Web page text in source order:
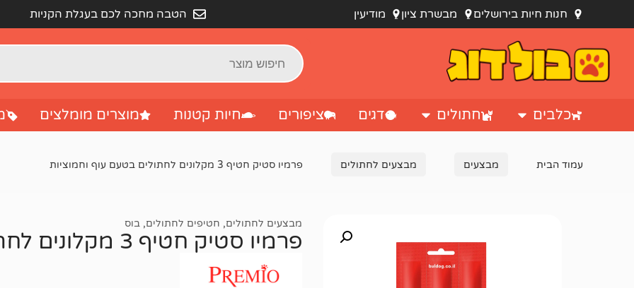
חנות חיות בירושלים מבשרת ציון מודיעין הטבה מחכה לכם בעגלת הקניות
כלבים חתולים דגים ציפורים חיות קטנות מוצרים מומלצים
עמוד הבית מבצעים מבצעים לחתולים פרמיו סטיק חטיף 3 מקלונים לחתולים בטעם עוף וחמוציות
מבצעים לחתולים, חטיפים לחתולים, בוס
פרמיו סטיק חטיף 3 מקלונים לחתולים בטעם עוף וחמוציות